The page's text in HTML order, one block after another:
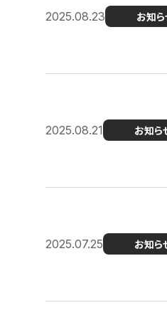
2025.08.23 お知ら
2025.08.21 お知ら
2025.07.25 お知ら